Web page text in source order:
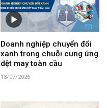
Doanh nghiệp chuyển đổi
xanh trong chuỗi cung ứng
dệt may toàn cầu
13/07/2026